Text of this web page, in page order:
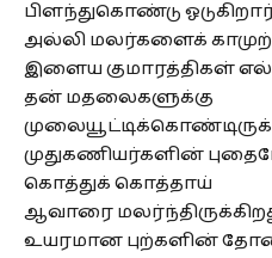
பிளந்துகொண்டு
அல்லி மலர்களைக்
இளைய குமாரத்திகள்
தன் மதலைகளுக்கு
முதுகணியர்களின்
கொத்துக் கொத்தாய்
ஆவாரை
உயரமான புற்களின்